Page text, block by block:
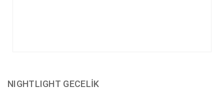
NIGHTLIGHT GECELİK